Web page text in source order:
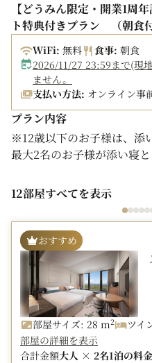
■ご朝食
Style Kitchen（1F オール
10:30（ラストオーダー10:00
※状況により、セットメニ
います。
【どうみん限定・開業1周
ト特典付きプラン （朝食付
WiFi: 無料 食事: 朝食
2026/11/27 23:59まで(現
ません。
支払い方法: オンライン事
プラン内容
※12歳以下のお子様は、添
最大2名のお子様が添い寝と
イニングクレジットが付い
レストランでの精算のお
に割引致します。
北海道の新鮮な食材を贅
アのワイン、地ビール、
のアルコールメニューもご
■必ずご確認ください■
12部屋すべてを表示
おすすめ
部屋サイズ: 28 m2
ツイ
部屋の詳細を表示
合計金額大人 × 2名1泊の料金